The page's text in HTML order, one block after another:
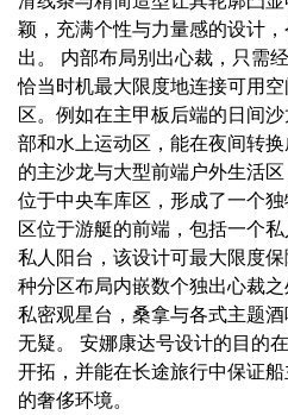
颖，充满个性与力量感的设计
出。 内部布局别出心裁，只需
恰当时机最大限度地连接可用
区。例如在主甲板后端的日间
部和水上运动区，能在夜间转
的主沙龙与大型前端户外生活
位于中央车库区，形成了一个
区位于游艇的前端，包括一个
私人阳台，该设计可最大限度
种分区布局内嵌数个独出心裁之
私密观星台，桑拿与各式主题
无疑。 安娜康达号设计的目的
开拓，并能在长途旅行中保证
的奢侈环境。